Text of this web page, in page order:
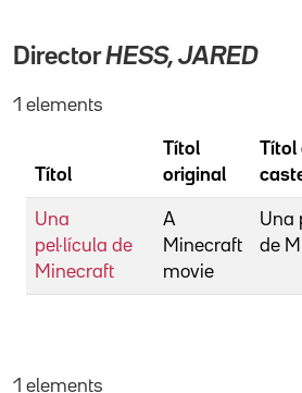
DirectorHESS, JARED
1 elements
Títol
Títol
original
Títol
Una
pel·lícula de
Minecraft
A
Minecraft
movie
Una
de
1 elements